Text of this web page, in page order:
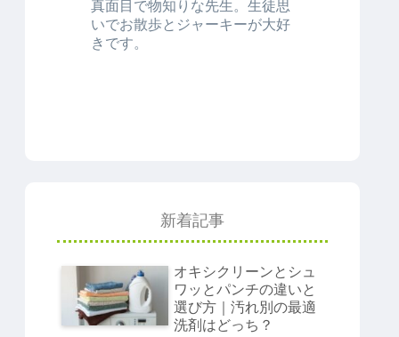
真面目で物知りな先生。生徒思
いでお散歩とジャーキーが大好
きです。
新着記事
オキシクリーンとシュ
ワッとパンチの違いと
選び方｜汚れ別の最適
洗剤はどっち？